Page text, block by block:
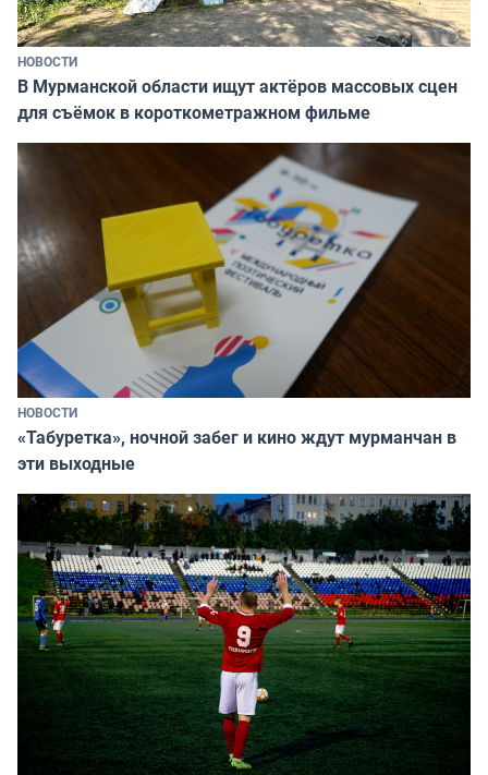
НОВОСТИ
В Мурманской области ищут актёров массовых сцен
для съёмок в короткометражном фильме
НОВОСТИ
«Табуретка», ночной забег и кино ждут мурманчан в
эти выходные